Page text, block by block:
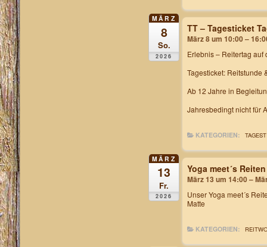
MÄRZ
8
So.
2026
TT – Tagesticket
März 8 um 10:00 –
Erlebnis – Reitertag auf
Tagesticket: Reitstunde
Ab 12 Jahre in
Jahresbedingt nicht für
KATEGORIEN:
MÄRZ
13
Fr.
2026
Yoga meet´s Reiten
März 13 um 14:00 –
UnserYoga meet´s
Matte
KATEGORIEN: